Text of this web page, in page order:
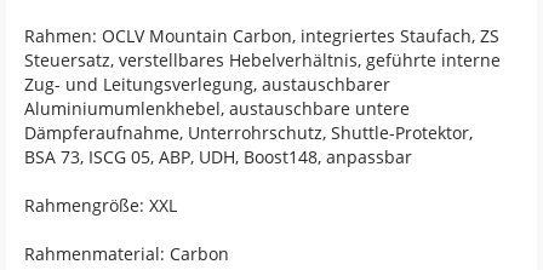
Rahmen: OCLV Mountain Carbon, integriertes Staufach, ZS
Steuersatz, verstellbares Hebelverhältnis, geführte interne
Zug- und Leitungsverlegung, austauschbarer
Aluminiumumlenkhebel, austauschbare untere
Dämpferaufnahme, Unterrohrschutz, Shuttle-Protektor,
BSA 73, ISCG 05, ABP, UDH, Boost148, anpassbar
Rahmengröße: XXL
Rahmenmaterial: Carbon